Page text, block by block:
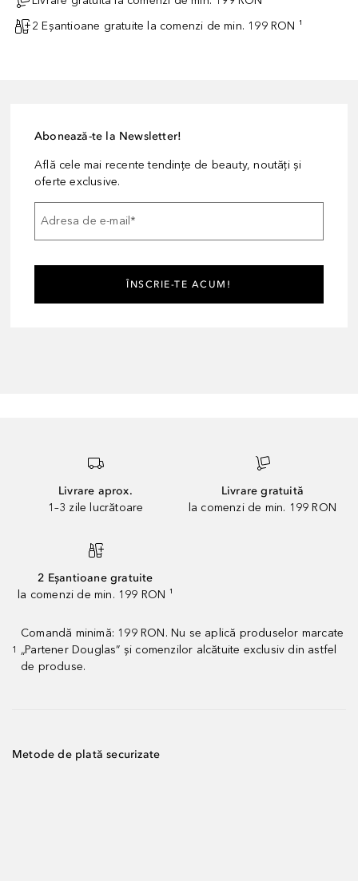
2 Eșantioane gratuite la comenzi de min. 199 RON ¹
Abonează-te la Newsletter!
Află cele mai recente tendințe de beauty, noutăți și
oferte exclusive.
Adresa de e-mail*
ÎNSCRIE-TE ACUM!
Livrare aprox.
1–3 zile lucrătoare
Livrare gratuită
la comenzi de min. 199 RON
2 Eșantioane gratuite
la comenzi de min. 199 RON ¹
1
Comandă minimă: 199 RON. Nu se aplică produselor marcate
„Partener Douglas” și comenzilor alcătuite exclusiv din astfel
de produse.
Metode de plată securizate